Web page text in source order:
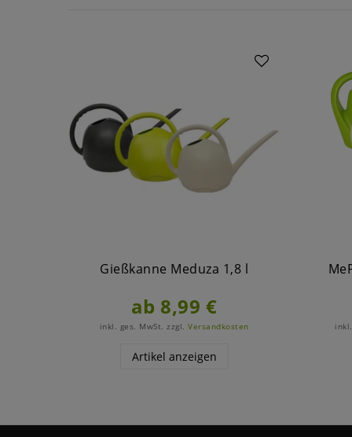
Gießkanne Meduza 1,8 l
ab 8,99 €
inkl. ges. MwSt. zzgl.Versandkosten
Artikel anzeigen